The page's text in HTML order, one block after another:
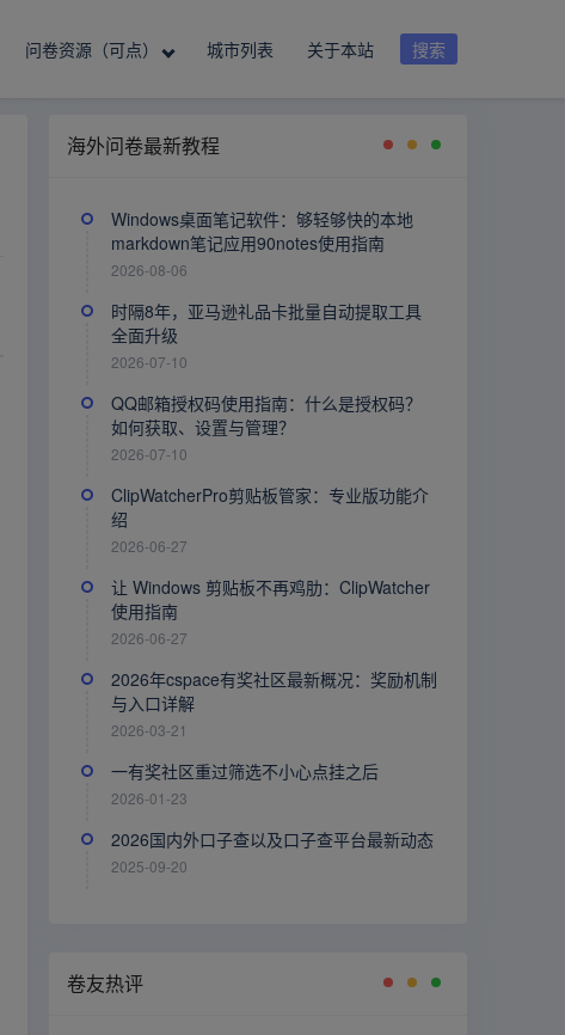
搜索
问卷资源（可点） 城市列表 关于本站
海外问卷最新教程
Windows桌面笔记软件：够轻够快的本地
markdown笔记应用90notes使用指南
2026-08-06
时隔8年，亚马逊礼品卡批量自动提取工具
全面升级
2026-07-10
QQ邮箱授权码使用指南：什么是授权码？
如何获取、设置与管理？
2026-07-10
ClipWatcherPro剪贴板管家：专业版功能介
绍
2026-06-27
让 Windows 剪贴板不再鸡肋：ClipWatcher
使用指南
2026-06-27
2026年cspace有奖社区最新概况：奖励机制
与入口详解
2026-03-21
一有奖社区重过筛选不小心点挂之后
2026-01-23
2026国内外口子查以及口子查平台最新动态
2025-09-20
卷友热评